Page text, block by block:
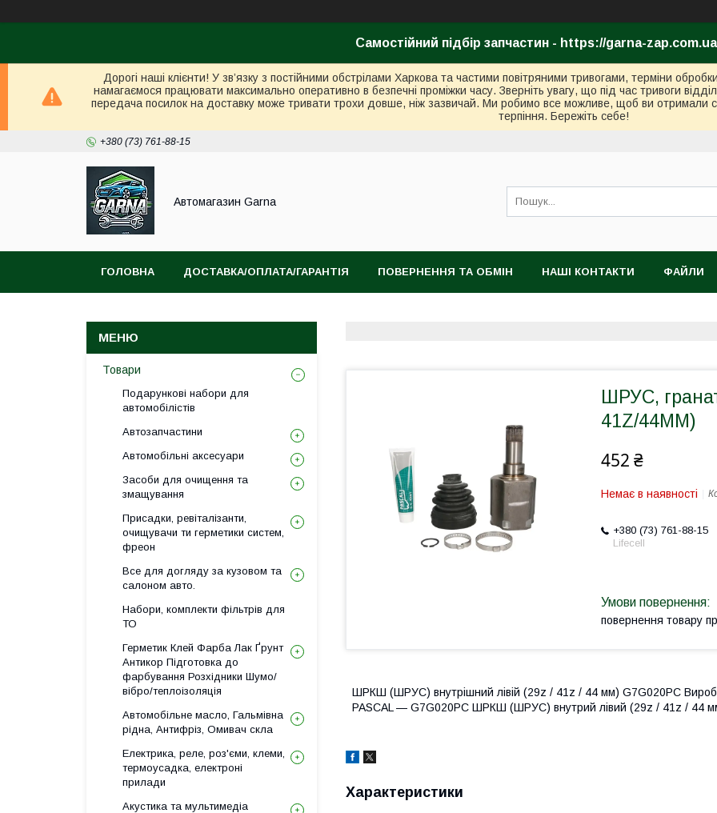
Самостійний підбір запчастин - https://garna-
Дорогі наші клієнти! У зв’язку з постійними обстрілами Харкова та частими повітряними тривогами, терміни
намагаємося працювати максимально оперативно в безпечні проміжки часу. Зверніть увагу, що під час тривоги
передача посилок на доставку може тривати трохи довше, ніж зазвичай. Ми робимо все можливе, щоб ви отримали
терпіння. Бережіть себе!
+380 (73) 761-88-15
Автомагазин Garna
ГОЛОВНА ДОСТАВКА/ОПЛАТА/ГАРАНТІЯ ПОВЕРНЕННЯ ТА ОБМІН НАШІ КОНТАКТИ ФАЙЛИ
ШРУС,
41Z/44ММ)
452 ₴
Немає в наявності
+380 (73) 761-88-15
Lifecell
повернення товару
ШРКШ (ШРУС) внутрішний лівій (29z / 41z / 44 мм) G7G020PC
PASCAL — G7G020PC ШРКШ (ШРУС) внутрий лівий (29z / 41z / 44
Характеристики
Товари
Подарункові набори для
автомобілістів
Автозапчастини
Автомобільні аксесуари
Засоби для очищення та
змащування
Присадки, ревіталізанти,
очищувачи ти герметики систем,
фреон
Все для догляду за кузовом та
салоном авто.
Набори, комплекти фільтрів для
ТО
Герметик Клей Фарба Лак Ґрунт
Антикор Підготовка до
фарбування Розхідники Шумо/
вібро/теплоізоляція
Автомобільне масло, Гальмівна
рідна, Антифріз, Омивач скла
Електрика, реле, роз'єми, клеми,
термоусадка, електроні
прилади
Акустика та мультимедіа